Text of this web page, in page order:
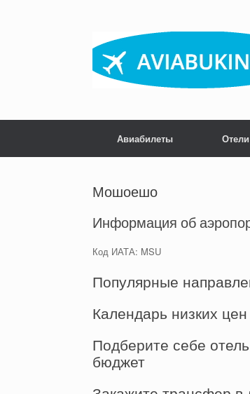
Авиабилеты Отели
Мошоешо
Информация об
Код ИАТА: MSU
Популярные
Календарь низких
Подберите себе
бюджет